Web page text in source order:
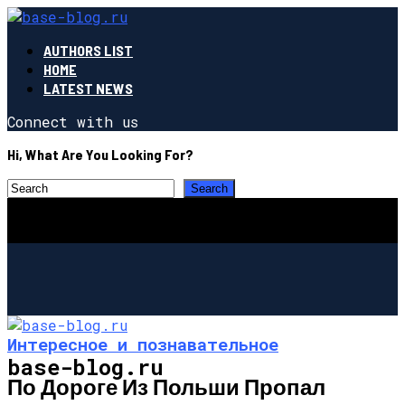
AUTHORS LIST
HOME
LATEST NEWS
Connect with us
Hi, What Are You Looking For?
base-blog.ru
Интересное и познавательное
По Дороге Из Польши Пропал